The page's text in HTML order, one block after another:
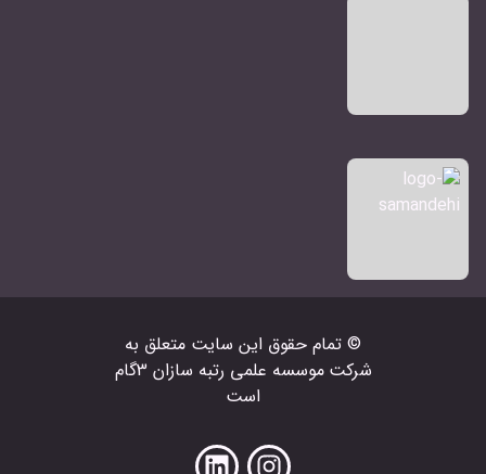
© تمام حقوق اين سايت متعلق به
شرکت‌ موسسه علمی رتبه سازان 3گام
است